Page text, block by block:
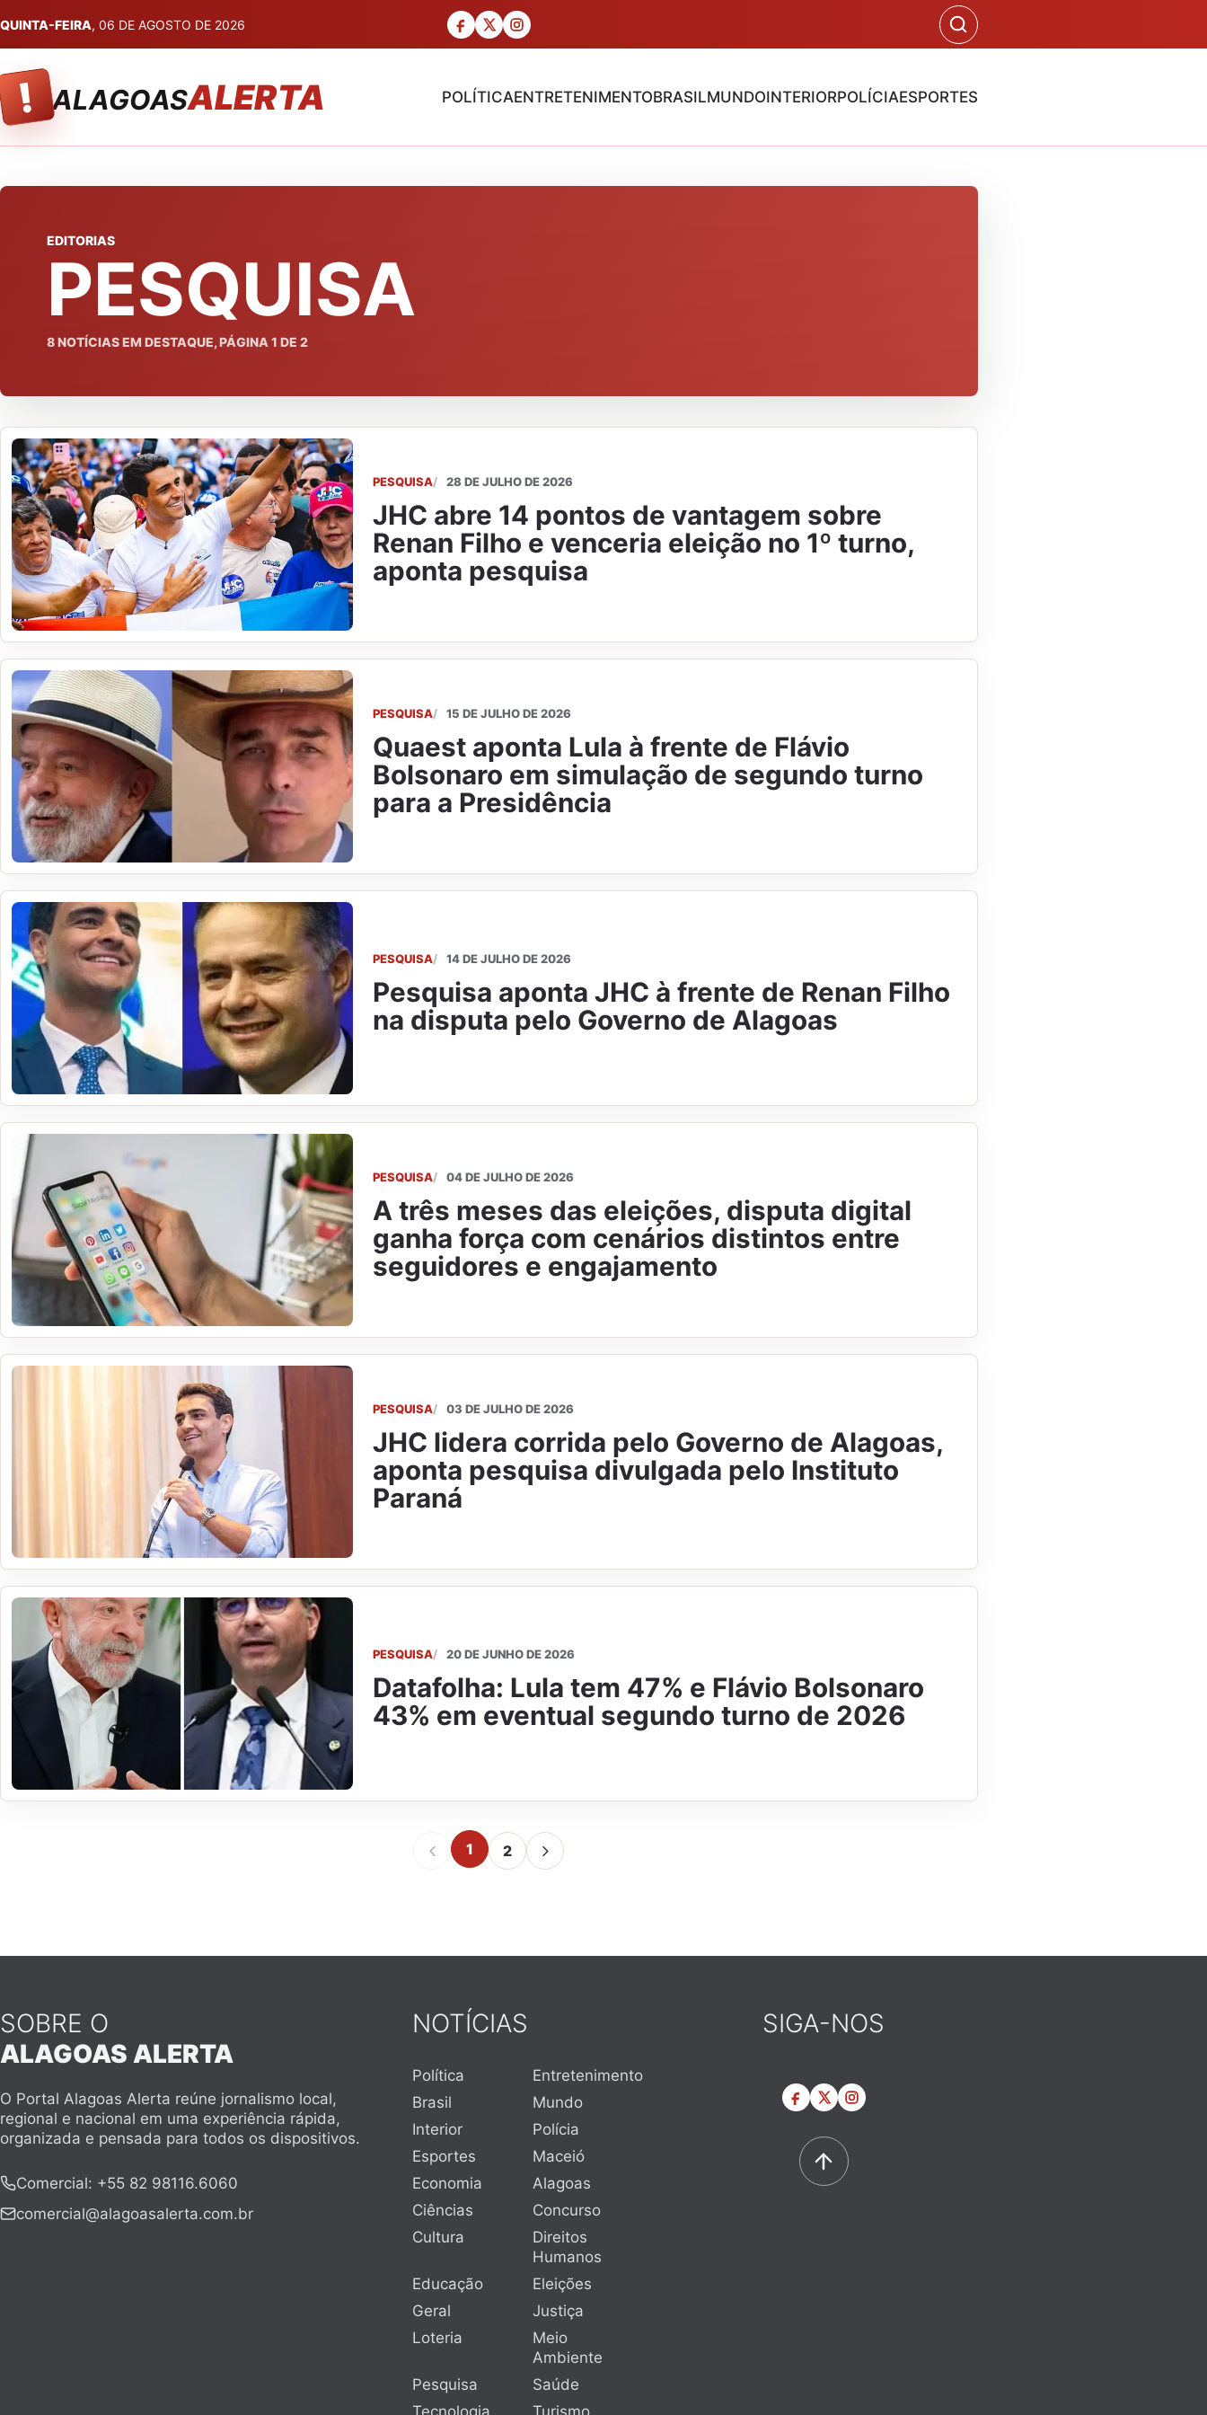
QUINTA-FEIRA, 06 DE AGOSTO DE 2026
! ALAGOASALERTA POLÍTICAENTRETENIMENTOBRASILMUNDOINTERIORPOLÍCIAESPORTES
EDITORIAS
PESQUISA
8NOTÍCIAS EM DESTAQUE, PÁGINA 1 DE 2
PESQUISA 28 DE JULHO DE 2026
JHC abre 14 pontos de vantagem sobre
Renan Filho e venceria eleição no 1º turno,
aponta pesquisa
PESQUISA 15 DE JULHO DE 2026
Quaest aponta Lula à frente de Flávio
Bolsonaro em simulação de segundo turno
para a Presidência
PESQUISA 14 DE JULHO DE 2026
Pesquisa aponta JHC à frente de Renan Filho
na disputa pelo Governo de Alagoas
PESQUISA 04 DE JULHO DE 2026
A três meses das eleições, disputa digital
ganha força com cenários distintos entre
seguidores e engajamento
PESQUISA 03 DE JULHO DE 2026
JHC lidera corrida pelo Governo de Alagoas,
aponta pesquisa divulgada pelo Instituto
Paraná
PESQUISA 20 DE JUNHO DE 2026
Datafolha: Lula tem 47% e Flávio Bolsonaro
43% em eventual segundo turno de 2026
1 2
SOBRE O
ALAGOAS ALERTA
O Portal Alagoas Alerta reúne jornalismo local,
regional e nacional em uma experiência rápida,
organizada e pensada para todos os dispositivos.
Comercial: +55 82 98116.6060
comercial@alagoasalerta.com.br
NOTÍCIAS
Política
Entretenimento
Brasil
Mundo
Interior
Polícia
Esportes
Maceió
Economia
Alagoas
Ciências
Concurso
Cultura
Direitos
Humanos
Educação
Eleições
Geral
Justiça
Loteria
Meio
Ambiente
Pesquisa
Saúde
Tecnologia
Turismo
SIGA-NOS